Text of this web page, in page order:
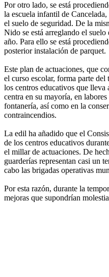
Por otro lado, se está
la escuela infantil de
el suelo de seguridad. De la
Nido se está arreglando el
año. Para ello se está
posterior instalación de parquet.
Este plan de actuaciones, que
el curso escolar, forma parte
los centros educativos que
centra en su mayoría, en
fontanería, así como en la
contraincendios.
La edil ha añadido que el
de los centros educativos
el millar de actuaciones. De
guarderías representan casi un
cabo las brigadas operativas
Por esta razón, durante la
mejoras que supondrían